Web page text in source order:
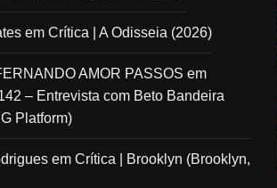
em Crítica | A Odisseia (2026)
AMOR PASSOS em
– Entrevista com Beto Bandeira
Platform)
em Crítica | Brooklyn (Brooklyn,